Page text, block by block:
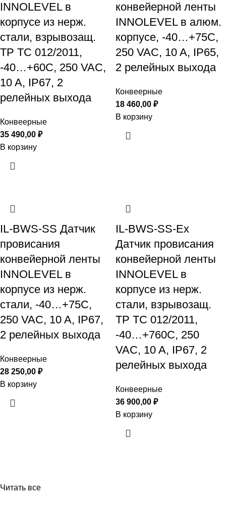
INNOLEVEL в
корпусе из нерж.
стали, взрывозащ.
ТР ТС 012/2011,
-40…+60С, 250 VAC,
10 A, IP67, 2
релейных выхода
Конвеерные
35 490,00 ₽
В корзину
конвейерной ленты
INNOLEVEL в алюм.
корпусе, -40…+75С,
250 VAC, 10 A, IP65,
2 релейных выхода
Конвеерные
18 460,00 ₽
В корзину
IL-BWS-SS Датчик
провисания
конвейерной ленты
INNOLEVEL в
корпусе из нерж.
стали, -40…+75С,
250 VAC, 10 A, IP67,
2 релейных выхода
Конвеерные
28 250,00 ₽
В корзину
IL-BWS-SS-Ex
Датчик провисания
конвейерной ленты
INNOLEVEL в
корпусе из нерж.
стали, взрывозащ.
ТР ТС 012/2011,
-40…+760С, 250
VAC, 10 A, IP67, 2
релейных выхода
Конвеерные
36 900,00 ₽
В корзину
Читать все